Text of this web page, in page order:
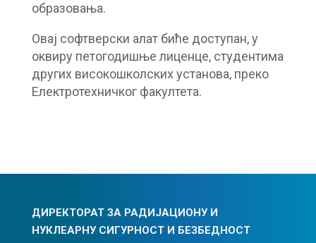
образовања.
Овај софтверски алат биће доступан, у
оквиру петогодишње лиценце, студентима
других високошколских установа, преко
Електротехничког факултета.
ДИРЕКТОРАТ ЗА РАДИЈАЦИОНУ И
НУКЛЕАРНУ СИГУРНОСТ И БЕЗБЕДНОСТ